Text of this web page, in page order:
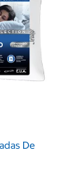
De